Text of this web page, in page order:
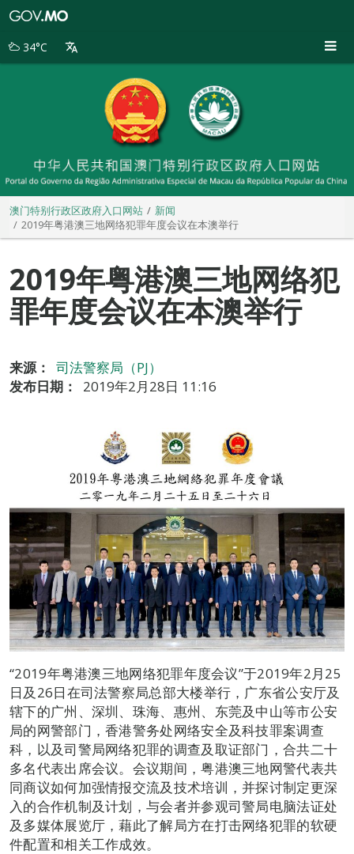
别
34°C
澳门特别行政区政府入口网站
新闻
2019年粤港澳三地网络犯罪年度会议在本澳举行
2019年粤港澳三地网络犯
罪年度会议在本澳举行
来源：
司法警察局（PJ）
发布日期：
2019年2月28日 11:16
“2019年粤港澳三地网络犯罪年度会议”于2019年2月25
日及26日在司法警察局总部大楼举行，广东省公安厅及
辖下的广州、深圳、珠海、惠州、东莞及中山等市公安
局的网警部门，香港警务处网络安全及科技罪案调查
科，以及司警局网络犯罪的调查及取证部门，合共二十
多名代表出席会议。会议期间，粤港澳三地网警代表共
同商议如何加强情报交流及技术培训，并探讨制定更深
入的合作机制及计划，与会者并参观司警局电脑法证处
及多媒体展览厅，藉此了解局方在打击网络犯罪的软硬
件配置和相关工作成效。